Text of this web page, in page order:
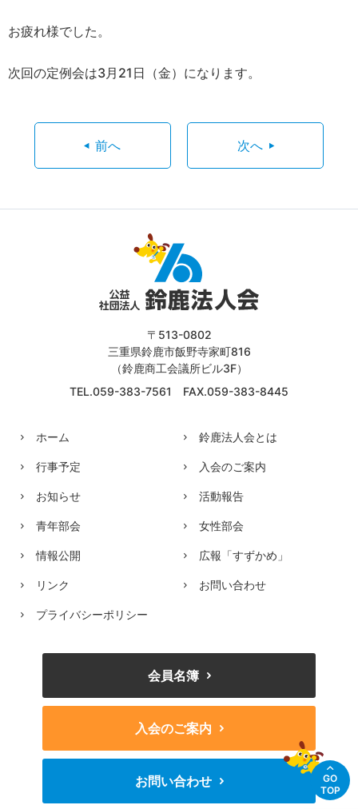
お疲れ様でした。
次回の定例会は3月21日（金）になります。
前へ 次へ
〒513-0802
三重県鈴鹿市飯野寺家町816
（鈴鹿商工会議所ビル3F）
TEL.059-383-7561 FAX.059-383-8445
ホーム 鈴鹿法人会とは
行事予定 入会のご案内
お知らせ 活動報告
青年部会 女性部会
情報公開 広報「すずかめ」
リンク お問い合わせ
プライバシーポリシー
会員名簿
入会のご案内
お問い合わせ
GO
TOP